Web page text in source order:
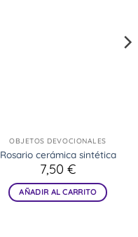
OBJETOS DEVOCIONALES
Rosario cerámica sintética
7,50 €
AÑADIR AL CARRITO